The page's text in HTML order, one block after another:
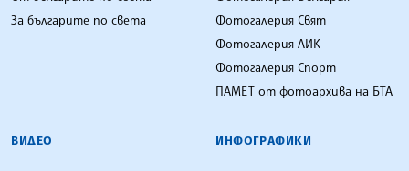
За българите по света
Фотогалерия Свят
Фотогалерия ЛИК
Фотогалерия Спорт
ПАМЕТ от фотоархива на БТА
ВИДЕО ИНФОГРАФИКИ